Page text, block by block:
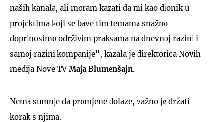
naših kanala, ali moram kazati da mi kao dionik u
projektima koji se bave tim temama snažno
doprinosimo održivim praksama na dnevnoj razini i
samoj razini kompanije", kazala je direktorica Novih
medija Nove TVMaja Blumenšajn.
Nema sumnje da promjene dolaze, važno je držati
korak s njima.